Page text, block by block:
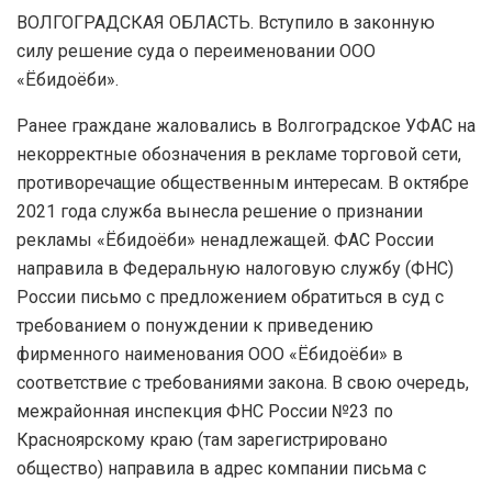
ВОЛГОГРАДСКАЯ ОБЛАСТЬ. Вступило в законную
силу решение суда о переименовании ООО
«Ёбидоёби».
Ранее граждане жаловались в Волгоградское УФАС на
некорректные обозначения в рекламе торговой сети,
противоречащие общественным интересам. В октябре
2021 года служба вынесла решение о признании
рекламы «Ёбидоёби» ненадлежащей. ФАС России
направила в Федеральную налоговую службу (ФНС)
России письмо с предложением обратиться в суд с
требованием о понуждении к приведению
фирменного наименования ООО «Ёбидоёби» в
соответствие с требованиями закона. В свою очередь,
межрайонная инспекция ФНС России №23 по
Красноярскому краю (там зарегистрировано
общество) направила в адрес компании письма с